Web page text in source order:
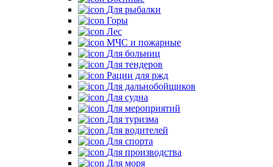
Для рыбалки
Горы
Лес
МЧС и пожарные
Для больниц
Для тендеров
Рации для ржд
Для дальнобойщиков
Для судна
Для мероприятий
Для туризма
Для водителей
Для спорта
Для производства
Для моря